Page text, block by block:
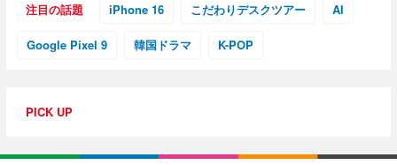
注目の話題 iPhone 16 こだわりデスクツアー AI
Google Pixel 9 韓国ドラマ K-POP
PICK UP